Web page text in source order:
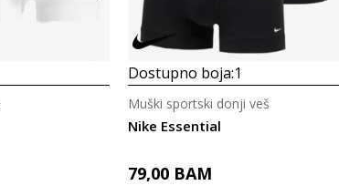
Dostupno boja:1
Nike Essential
Muški sportski donji veš
79,00 BAM